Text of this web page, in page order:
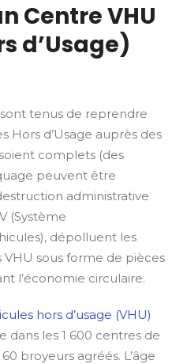
Centre VHU
d’Usage)
tenus de reprendre
Hors d’Usage auprès des
complets (des
peuvent être
administrative
(Système
dépolluent les
sous forme de pièces
l’économie circulaire.
hors d’usage (VHU)
dans les 1 600 centres de
broyeurs agréés. L’âge